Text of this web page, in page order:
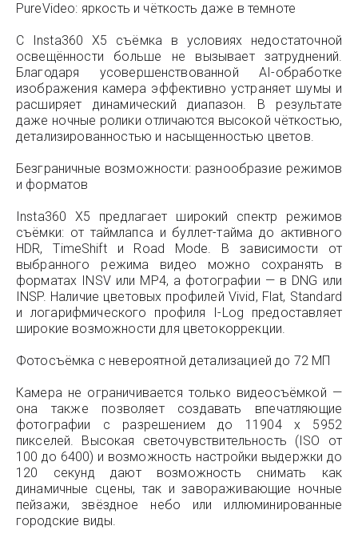
PureVideo: яркость и чёткость даже в темноте
С Insta360 X5 съёмка в условиях недостаточной
освещённости больше не вызывает затруднений.
Благодаря усовершенствованной AI-обработке
изображения камера эффективно устраняет шумы и
расширяет динамический диапазон. В результате
даже ночные ролики отличаются высокой чёткостью,
детализированностью и насыщенностью цветов.
Безграничные возможности: разнообразие режимов
и форматов
Insta360 X5 предлагает широкий спектр режимов
съёмки: от таймлапса и буллет-тайма до активного
HDR, TimeShift и Road Mode. В зависимости от
выбранного режима видео можно сохранять в
форматах INSV или MP4, а фотографии — в DNG или
INSP. Наличие цветовых профилей Vivid, Flat, Standard
и логарифмического профиля I-Log предоставляет
широкие возможности для цветокоррекции.
Фотосъёмка с невероятной детализацией до 72 МП
Камера не ограничивается только видеосъёмкой —
она также позволяет создавать впечатляющие
фотографии с разрешением до 11904 x 5952
пикселей. Высокая светочувствительность (ISO от
100 до 6400) и возможность настройки выдержки до
120 секунд дают возможность снимать как
динамичные сцены, так и завораживающие ночные
пейзажи, звёздное небо или иллюминированные
городские виды.